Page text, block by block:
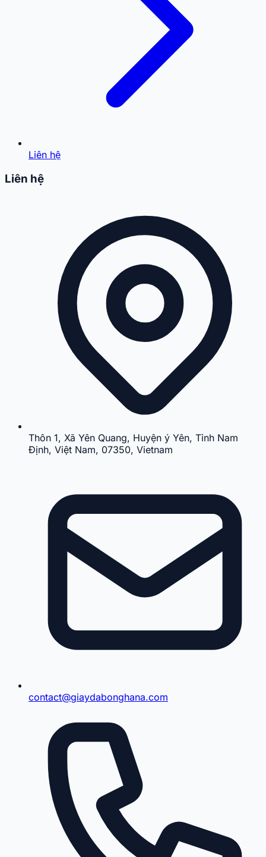
Liên hệ
Liên hệ
Thôn 1, Xã Yên Quang, Huyện ý Yên, Tỉnh Nam
Định, Việt Nam, 07350, Vietnam
contact@giaydabonghana.com